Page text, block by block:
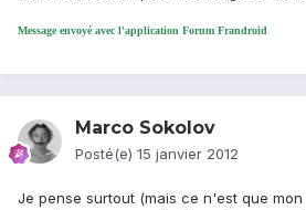
Message envoyé avec l'application Forum Frandroid
Marco Sokolov
Posté(e) 15 janvier 2012
Je pense surtout (mais ce n'est que